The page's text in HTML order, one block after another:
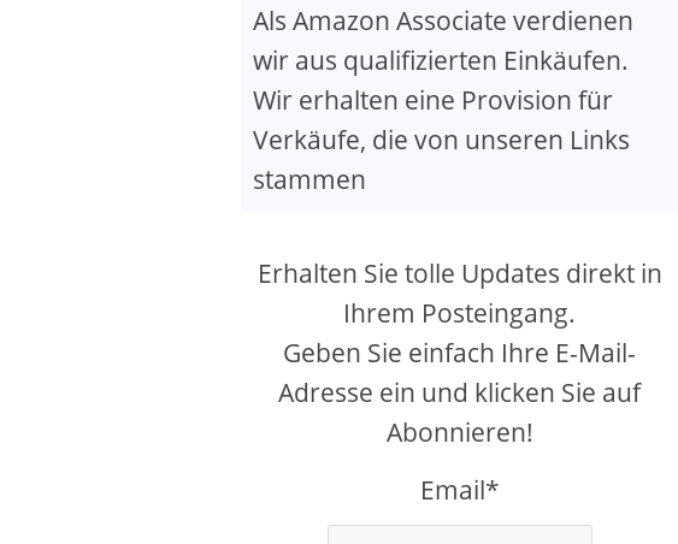
Als Amazon Associate verdienen
wir aus qualifizierten Einkäufen.
Wir erhalten eine Provision für
Verkäufe, die von unseren Links
stammen
Erhalten Sie tolle Updates direkt in
Ihrem Posteingang.
Geben Sie einfach Ihre E-Mail-
Adresse ein und klicken Sie auf
Abonnieren!
Email*